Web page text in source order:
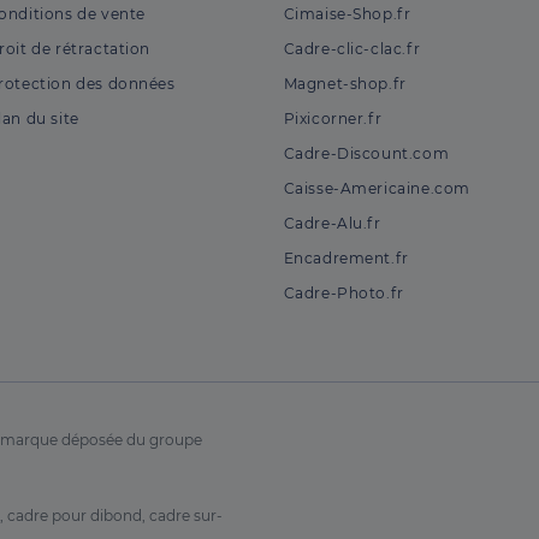
de vente
de rétractation
des données
du site
Cimaise-Shop.fr
Cadre-clic-clac.fr
Magnet-shop.fr
Pixicorner.fr
Cadre-Discount.com
Caisse-Americaine.com
Cadre-Alu.fr
Encadrement.fr
Cadre-Photo.fr
déposée du groupe
cadre pour dibond, cadre sur-